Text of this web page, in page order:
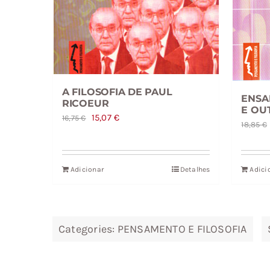
A FILOSOFIA DE PAUL
RICOEUR
16,75€
O
original
era:
15,07€O
atual
Adicionar Detalhes
E
18,85€
Categories: PENSAMENTO E FILOSOFIA